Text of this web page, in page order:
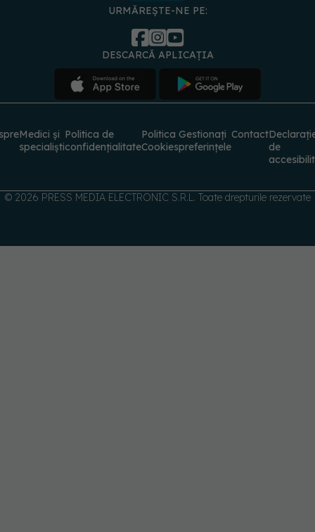
DESCARCĂ APLICAȚIA
specialiști confidențialitate Cookies preferințele
de